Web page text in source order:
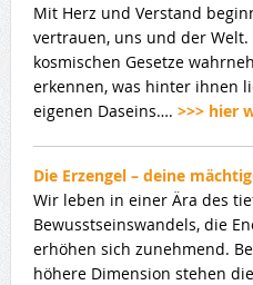
Mit Herz und Verstand
vertrauen, uns und der
kosmischen Gesetze
erkennen, was hinter ihnen
eigenen Daseins…. >>> hier
Die Erzengel – deine
Wir leben in einer Ära des
Bewusstseinswandels, die
erhöhen sich zunehmend.
höhere Dimension stehen